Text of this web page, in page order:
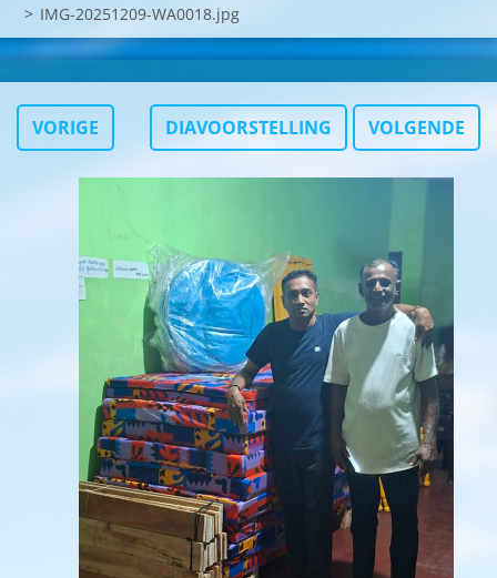
> IMG-20251209-WA0018.jpg
VORIGE DIAVOORSTELLING VOLGENDE